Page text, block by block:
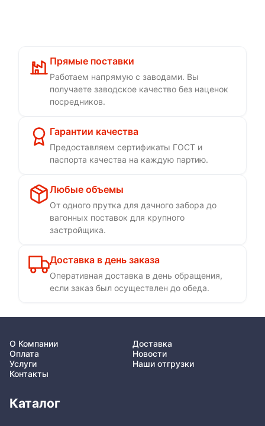
Прямые поставки
Работаем напрямую с заводами. Вы
получаете заводское качество без наценок
посредников.
Гарантии качества
Предоставляем сертификаты ГОСТ и
паспорта качества на каждую партию.
Любые объемы
От одного прутка для дачного забора до
вагонных поставок для крупного
застройщика.
Доставка в день заказа
Оперативная доставка в день обращения,
если заказ был осуществлен до обеда.
О Компании
Доставка
Оплата
Новости
Услуги
Наши отгрузки
Контакты
Каталог